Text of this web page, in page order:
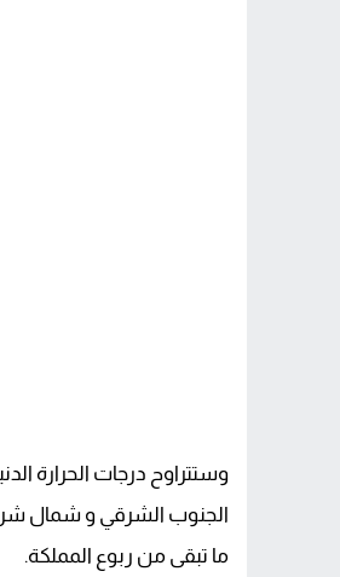
ما تبقى من ربوع المملكة.